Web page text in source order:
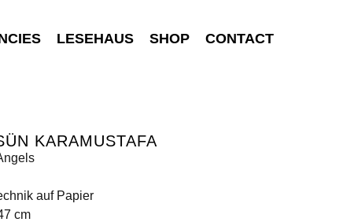
LESEHAUS SHOP CONTACT
KARAMUSTAFA
auf Papier
cm